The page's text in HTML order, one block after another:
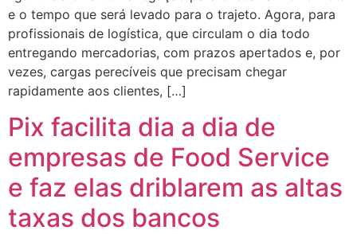
e o tempo que será levado para o trajeto. Agora, para
profissionais de logística, que circulam o dia todo
entregando mercadorias, com prazos apertados e, por
vezes, cargas perecíveis que precisam chegar
rapidamente aos clientes, […]
Pix facilita dia a dia de
empresas de Food Service
e faz elas driblarem as altas
taxas dos bancos